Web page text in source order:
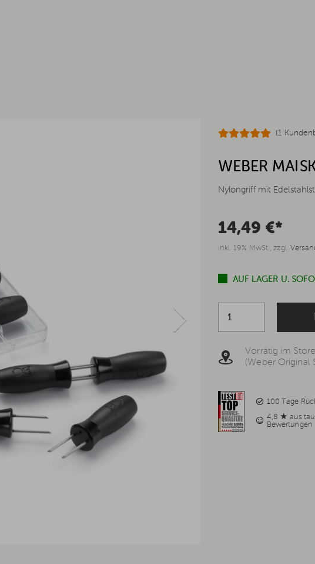
(1
WEBER
Nylongriff mit
14,49 €*
inkl. 19% MwSt., zzgl.
AUF LAGER U.
Vorrätig im
(Weber Original
100 Tage
4,8 ★ aus
Bewertungen